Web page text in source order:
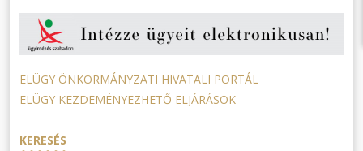
ELÜGY ÖNKORMÁNYZATI HIVATALI PORTÁL
ELÜGY KEZDEMÉNYEZHETŐ ELJÁRÁSOK
KERESÉS